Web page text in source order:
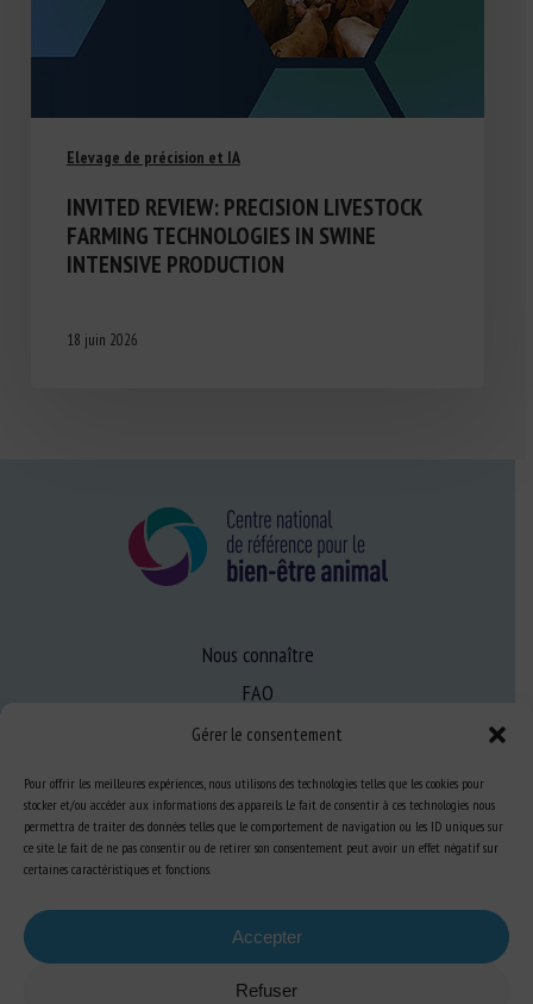
Gérer le consentement
Pour offrir les meilleures expériences, nous utilisons des technologies telles que les cookies pour
stocker et/ou accéder aux informations des appareils. Le fait de consentir à ces technologies nous
permettra de traiter des données telles que le comportement de navigation ou les ID uniques sur
ce site. Le fait de ne pas consentir ou de retirer son consentement peut avoir un effet négatif sur
certaines caractéristiques et fonctions.
Accepter
Refuser
Elevage de précision et IA
INVITED REVIEW: PRECISION LIVESTOCK
FARMING TECHNOLOGIES IN SWINE
INTENSIVE PRODUCTION
18 juin 2026
Nous connaître
FAQ
Expertise
S’informer sur le BEA
Se former au BEA
Ressources
S’abonner aux actualités